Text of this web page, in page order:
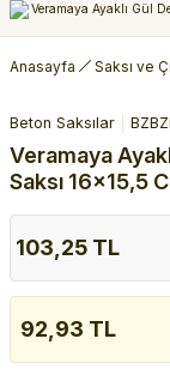
Anasayfa Saksı ve
Beton Saksılar
Veramaya
Saksı 16x15,5
103,25 TL
92,93 TL